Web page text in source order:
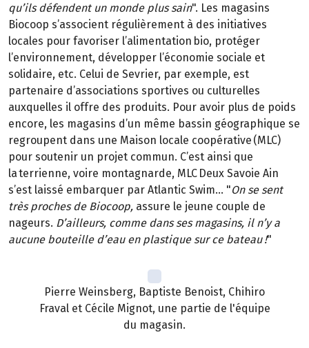
qu’ils défendent un monde plus sain". Les magasins
Biocoop s’associent régulièrement à des initiatives
locales pour favoriser l’alimentation bio, protéger
l’environnement, développer l’économie sociale et
solidaire, etc. Celui de Sevrier, par exemple, est
partenaire d’associations sportives ou culturelles
auxquelles il offre des produits. Pour avoir plus de poids
encore, les magasins d’un même bassin géographique se
regroupent dans une Maison locale coopérative (MLC)
pour soutenir un projet commun. C’est ainsi que
la terrienne, voire montagnarde, MLC Deux Savoie Ain
s’est laissé embarquer par Atlantic Swim… "On se sent
très proches de Biocoop, assure le jeune couple de
nageurs. D’ailleurs, comme dans ses magasins, il n’y a
aucune bouteille d’eau en plastique sur ce bateau !"
Pierre Weinsberg, Baptiste Benoist, Chihiro
Fraval et Cécile Mignot, une partie de l'équipe
du magasin.